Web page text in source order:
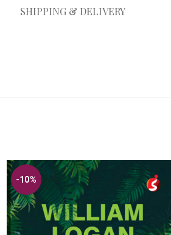
SHIPPING & DELIVERY
-10%